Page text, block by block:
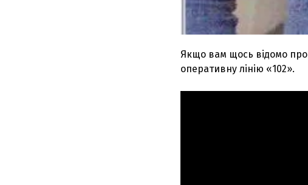
Якщо вам щось відомо про
оперативну лінію «102».